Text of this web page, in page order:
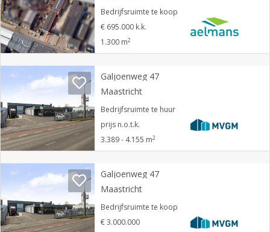
Bedrijfsruimte te koop
€ 695.000 k.k.
1.300 m2
Galjoenweg 47
Maastricht
Bedrijfsruimte te huur
prijs n.o.t.k.
3.389 - 4.155 m2
Galjoenweg 47
Maastricht
Bedrijfsruimte te koop
€ 3.000.000